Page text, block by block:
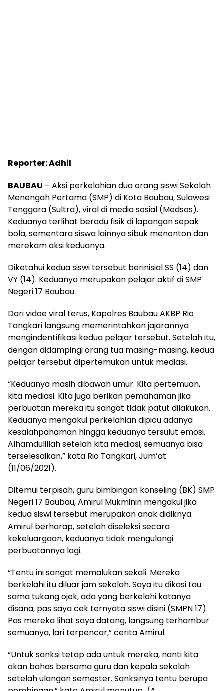
Reporter: Adhil
BAUBAU – Aksi perkelahian dua orang siswi Sekolah
Menengah Pertama (SMP) di Kota Baubau, Sulawesi
Tenggara (Sultra), viral di media sosial (Medsos).
Keduanya terlihat beradu fisik di lapangan sepak
bola, sementara siswa lainnya sibuk menonton dan
merekam aksi keduanya.
Diketahui kedua siswi tersebut berinisial SS (14) dan
VY (14). Keduanya merupakan pelajar aktif di SMP
Negeri 17 Baubau.
Dari vidoe viral terus, Kapolres Baubau AKBP Rio
Tangkari langsung memerintahkan jajarannya
mengindentifikasi kedua pelajar tersebut. Setelah itu,
dengan didampingi orang tua masing-masing, kedua
pelajar tersebut dipertemukan untuk mediasi.
“Keduanya masih dibawah umur. Kita pertemuan,
kita mediasi. Kita juga berikan pemahaman jika
perbuatan mereka itu sangat tidak patut dilakukan.
Keduanya mengakui perkelahian dipicu adanya
kesalahpahaman hingga keduanya tersulut emosi.
Alhamdulillah setelah kita mediasi, semuanya bisa
terselesaikan,” kata Rio Tangkari, Jum’at
(11/06/2021).
Ditemui terpisah, guru bimbingan konseling (BK) SMP
Negeri 17 Baubau, Amirul Mukminin mengakui jika
kedua siswi tersebut merupakan anak didiknya.
Amirul berharap, setelah diseleksi secara
kekeluargaan, keduanya tidak mengulangi
perbuatannya lagi.
“Tentu ini sangat memalukan sekali. Mereka
berkelahi itu diluar jam sekolah. Saya itu dikasi tau
sama tukang ojek, ada yang berkelahi katanya
disana, pas saya cek ternyata siswi disini (SMPN 17).
Pas mereka lihat saya datang, langsung terhambur
semuanya, lari terpencar,” cerita Amirul.
“Untuk sanksi tetap ada untuk mereka, nanti kita
akan bahas bersama guru dan kepala sekolah
setelah ulangan semester. Sanksinya tentu berupa